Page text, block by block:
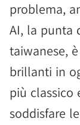
problema,
AI, la punta
taiwanese,
brillanti in
più classico
soddisfare